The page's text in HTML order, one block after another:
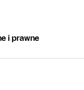
i prawne